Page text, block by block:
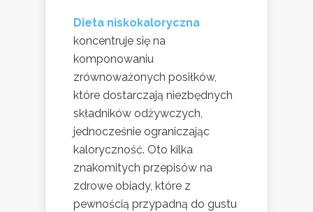
Dieta niskokaloryczna
koncentruje się na
komponowaniu
zrównoważonych posiłków,
które dostarczają niezbędnych
składników odżywczych,
jednocześnie ograniczając
kaloryczność. Oto kilka
znakomitych przepisów na
zdrowe obiady, które z
pewnością przypadną do gustu